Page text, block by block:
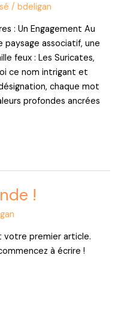
/bdeligan
: Un Engagement Au
paysage associatif, une
feux : Les Suricates,
ce nom intrigant et
chaque mot
profondes ancrées
!
votre premier article.
à écrire !